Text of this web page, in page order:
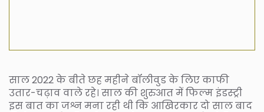
साल 2022 के बीते छह महीने बॉलीवुड के लिए काफी
उतार-चढ़ाव वाले रहे। साल की शुरुआत में फिल्म इंडस्ट्री
इस बात का जश्न मना रही थी कि आखिरकार दो साल बाद